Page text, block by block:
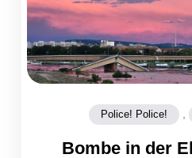
Police! Police! ,
Bombe in der